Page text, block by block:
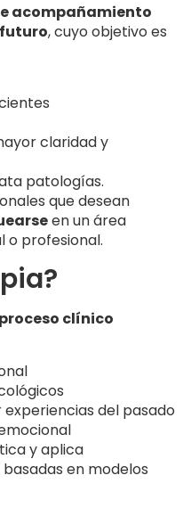
acompañamiento
, cuyo objetivo es
claridad y
patologías.
que desean
en un área
o profesional.
proceso clínico
del pasado
y aplica
en modelos